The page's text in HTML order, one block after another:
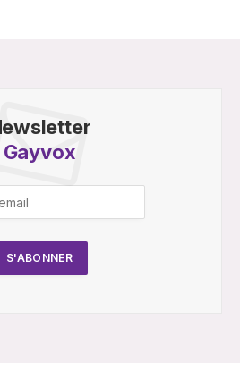
Gayvox